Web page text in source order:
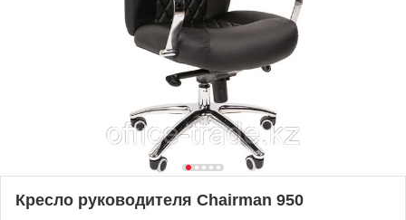
Кресло руководителя Chairman 950